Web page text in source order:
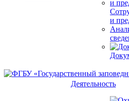
и
Деятельность